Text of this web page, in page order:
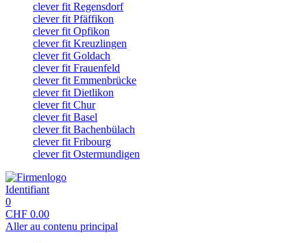
clever fit Regensdorf
clever fit Pfäffikon
clever fit Opfikon
clever fit Kreuzlingen
clever fit Goldach
clever fit Frauenfeld
clever fit Emmenbrücke
clever fit Dietlikon
clever fit Chur
clever fit Basel
clever fit Bachenbülach
clever fit Fribourg
clever fit Ostermundigen
Identifiant
0
CHF 0.00
Aller au contenu principal